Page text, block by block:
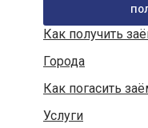
Как получить
Города
Как погасить
Услуги